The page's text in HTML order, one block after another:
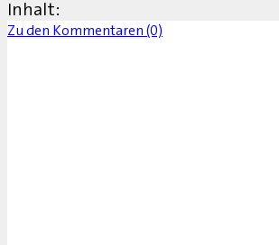
Inhalt:
Zu den Kommentaren (0)